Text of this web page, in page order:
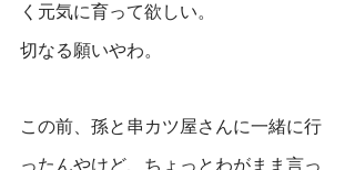
く元気に育って欲しい。
切なる願いやわ。
この前、孫と串カツ屋さんに一緒に行
ったんやけど、ちょっとわがまま言っ